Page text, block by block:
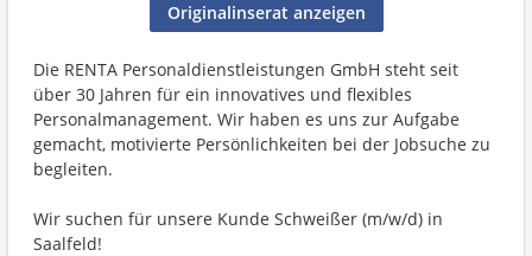
Originalinserat anzeigen
Die RENTA Personaldienstleistungen GmbH steht seit
über 30 Jahren für ein innovatives und flexibles
Personalmanagement. Wir haben es uns zur Aufgabe
gemacht, motivierte Persönlichkeiten bei der Jobsuche zu
begleiten.
Wir suchen für unsere Kunde Schweißer (m/w/d) in
Saalfeld!